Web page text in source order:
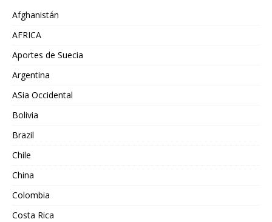
Afghanistán
AFRICA
Aportes de Suecia
Argentina
ASia Occidental
Bolivia
Brazil
Chile
China
Colombia
Costa Rica